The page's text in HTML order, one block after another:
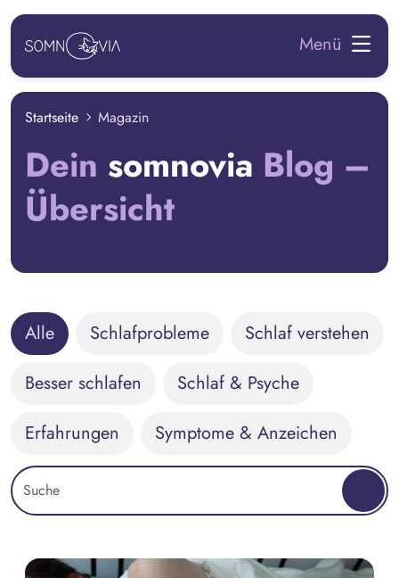
zum Hauptinhalt springen
Menü
Startseite Magazin
Dein somnovia Blog –
Übersicht
Alle Schlafprobleme
Schlaf verstehen
Besser schlafen
Schlaf & Psyche
Erfahrungen
Symptome & Anzeichen